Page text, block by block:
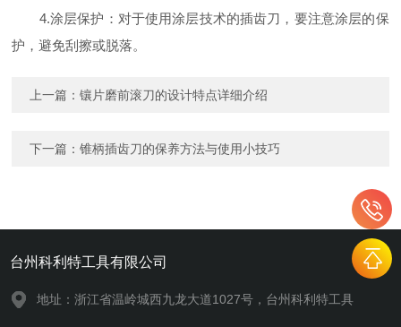
4.涂层保护：对于使用涂层技术的插齿刀，要注意涂层的保
护，避免刮擦或脱落。
上一篇：镶片磨前滚刀的设计特点详细介绍
下一篇：锥柄插齿刀的保养方法与使用小技巧
台州科利特工具有限公司
地址：浙江省温岭城西九龙大道1027号，台州科利特工具